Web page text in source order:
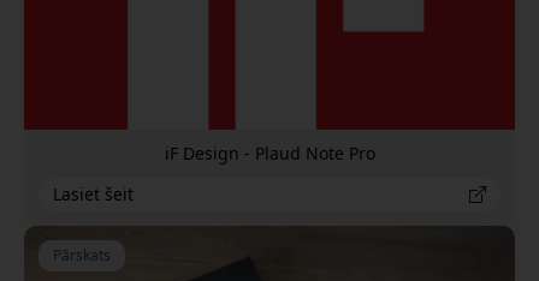
iF Design - Plaud Note Pro
Lasiet šeit
Pārskats